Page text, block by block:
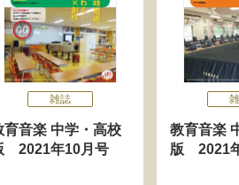
雑誌
育音楽 中学・高校
2021年10月号
教育音楽
版 2021